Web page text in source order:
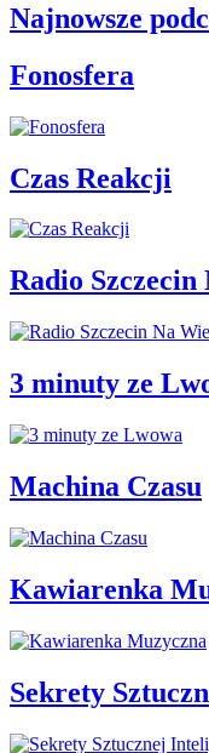
Najnowsze
Fonosfera
Czas Reakcji
Radio
3 minuty ze
Machina Czasu
Kawiarenka
Sekrety